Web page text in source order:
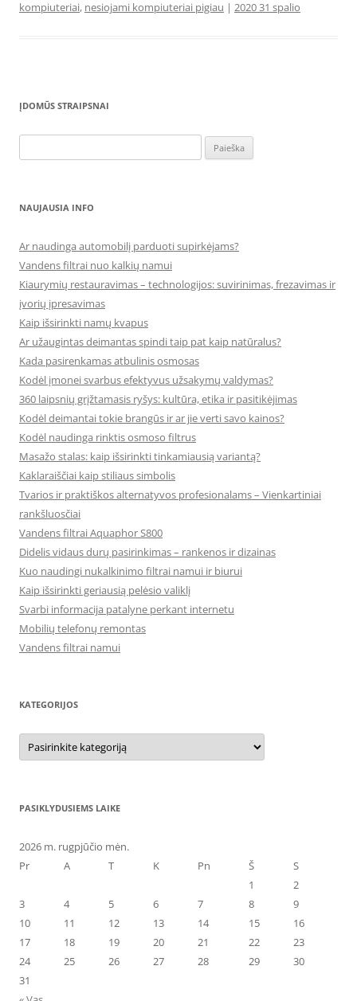
kompiuteriai, nesiojami kompiuteriai pigiau | 2020 31 spalio
ĮDOMŪS STRAIPSNAI
NAUJAUSIA INFO
Ar naudinga automobilį parduoti supirkėjams?
Vandens filtrai nuo kalkių namui
Kiaurymių restauravimas – technologijos: suvirinimas, frezavimas ir
įvorių įpresavimas
Kaip išsirinkti namų kvapus
Ar užaugintas deimantas spindi taip pat kaip natūralus?
Kada pasirenkamas atbulinis osmosas
Kodėl įmonei svarbus efektyvus užsakymų valdymas?
360 laipsnių grįžtamasis ryšys: kultūra, etika ir pasitikėjimas
Kodėl deimantai tokie brangūs ir ar jie verti savo kainos?
Kodėl naudinga rinktis osmoso filtrus
Masažo stalas: kaip išsirinkti tinkamiausią variantą?
Kaklaraiščiai kaip stiliaus simbolis
Tvarios ir praktiškos alternatyvos profesionalams – Vienkartiniai
rankšluosčiai
Vandens filtrai Aquaphor S800
Didelis vidaus durų pasirinkimas – rankenos ir dizainas
Kuo naudingi nukalkinimo filtrai namui ir biurui
Kaip išsirinkti geriausią pelėsio valiklį
Svarbi informacija patalyne perkant internetu
Mobilių telefonų remontas
Vandens filtrai namui
KATEGORIJOS
Kategorijos
PASIKLYDUSIEMS LAIKE
2026 m. rugpjūčio mėn.
Pr
A T K Pn Š
S
1
2
3
4 5 6 7 8
9
10
11 12 13 14 15
16
17
18 19 20 21 22
23
24
25 26 27 28 29
30
31